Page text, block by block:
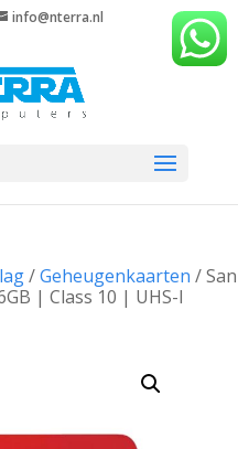
info@nterra.nl
/Geheugenkaarten /
| Class 10 | UHS-I